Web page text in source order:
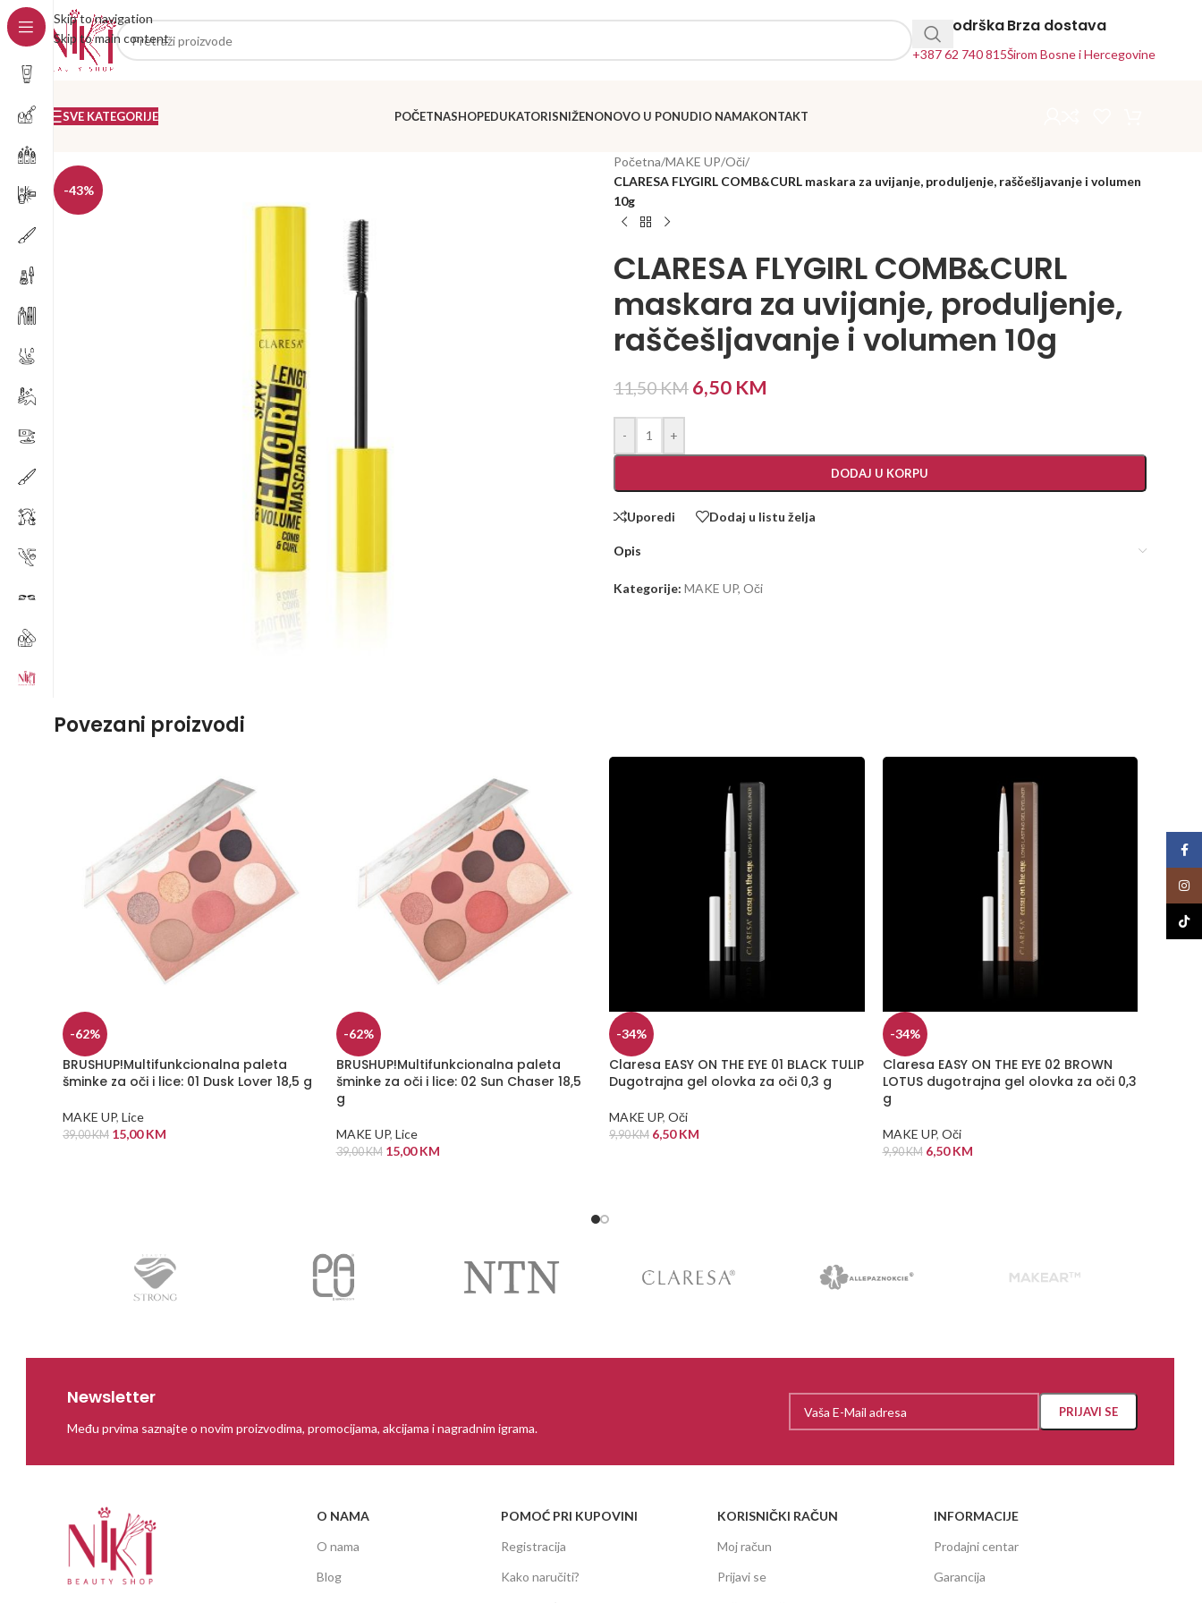
Skip to navigation
Skip to main content
24h Podrška
+387 62 740 815
Brza dostava
Širom Bosne i Hercegovine
SVE KATEGORIJE POČETNASHOPEDUKATORISNIŽENONOVO U PONUDIO NAMAKONTAKT
-43%
Početna/MAKE UP/Oči/
CLARESA FLYGIRL COMB&CURL maskara za uvijanje, produljenje, raščešljavanje i volumen
10g
CLARESA FLYGIRL COMB&CURL
maskara za uvijanje, produljenje,
raščešljavanje i volumen 10g
11,50KM 6,50 KM
- +
DODAJ U KORPU
Uporedi Dodaj u listu želja
Opis
Kategorije: MAKE UP, Oči
Povezani proizvodi
-62%
BRUSHUP!Multifunkcionalna paleta
šminke za oči i lice: 01 Dusk Lover 18,5 g
MAKE UP, Lice
39,00KM 15,00KM
-62%
BRUSHUP!Multifunkcionalna paleta
šminke za oči i lice: 02 Sun Chaser 18,5
g
MAKE UP, Lice
39,00KM 15,00KM
-34%
Claresa EASY ON THE EYE 01 BLACK TULIP
Dugotrajna gel olovka za oči 0,3 g
MAKE UP, Oči
9,90KM 6,50KM
-34%
Claresa EASY ON THE EYE 02 BROWN
LOTUS dugotrajna gel olovka za oči 0,3
g
MAKE UP, Oči
9,90KM 6,50KM
Newsletter
Među prvima saznajte o novim proizvodima, promocijama, akcijama i nagradnim igrama.
O NAMA
O nama
Blog
POMOĆ PRI KUPOVINI
Registracija
Kako naručiti?
KORISNIČKI RAČUN
Moj račun
Prijavi se
INFORMACIJE
Prodajni centar
Garancija